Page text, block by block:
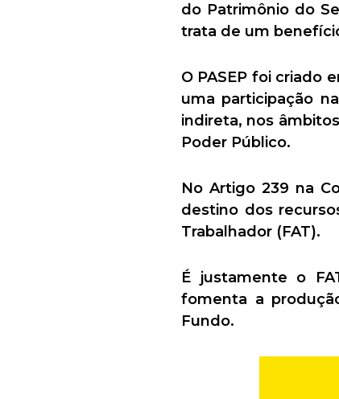
do Patrimônio do
trata de um
O PASEP foi criado
uma participação
indireta, nos
Poder Público.
No Artigo 239 na
destino dos
Trabalhador (FAT).
É justamente o
fomenta a
Fundo.